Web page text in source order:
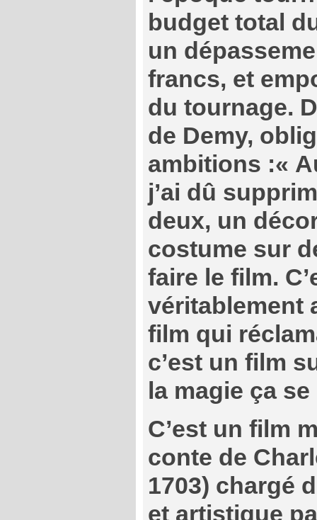
budget total
un
francs, et
du tournage.
de Demy,
ambitions :«
j’ai dû
deux, un
costume sur
faire le film.
véritablement
film qui
c’est un film
la magie ça
C’est un film
conte de
1703) chargé
et artistique